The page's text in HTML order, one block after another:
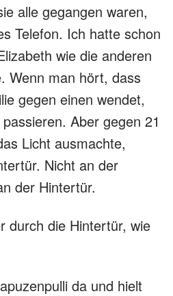
alle gegangen waren,
Telefon. Ich hatte schon
wie die anderen
Wenn man hört, dass
gegen einen wendet,
Aber gegen 21
Licht ausmachte,
Nicht an der
der Hintertür.
durch die Hintertür, wie
da und hielt